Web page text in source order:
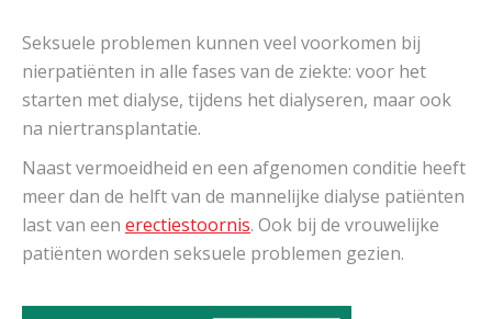
Seksuele problemen kunnen veel voorkomen bij
nierpatiënten in alle fases van de ziekte: voor het
starten met dialyse, tijdens het dialyseren, maar ook
na niertransplantatie.
Naast vermoeidheid en een afgenomen conditie heeft
meer dan de helft van de mannelijke dialyse patiënten
last van een erectiestoornis. Ook bij de vrouwelijke
patiënten worden seksuele problemen gezien.